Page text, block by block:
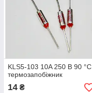
KLS5-103 10A 250 В 90 °C
термозапобіжник
14 ₴